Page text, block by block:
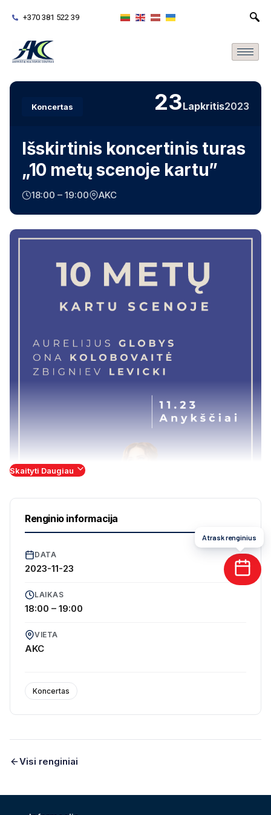
+370 381 522 39
Koncertas 23Lapkritis2023
Išskirtinis koncertinis turas
„10 metų scenoje kartu”
18:00 – 19:00 AKC
Operos solistė Ona Kolobovaitė
Pirmasis Lietuvos valstybinio simfoninio orkestro
Gitaros virtuozas Aurelijus Globys
Ona Kolobovaitė, Aurelijus Globys ir Zbigniev Levicki
ypatingą koncertą. Šiai progai atlikėjai paruošė
Operos solistė Ona Kolobovaitė, pirmasis Lietuvos
Skaityti Daugiau
Renginio informacija
DATA
2023-11-23
LAIKAS
18:00 – 19:00
VIETA
AKC
Koncertas
Visi renginiai
Atrask renginius